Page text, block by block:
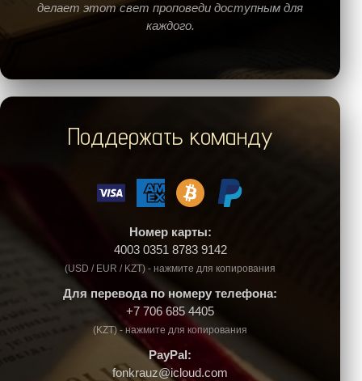
делает этот свет проповеди доступным для
каждого.
Поддержать команду
Номер карты:
4003 0351 8783 9142
(USD / EUR / KZT) - нажмите для копирования
Для перевода по номеру телефона:
+7 706 685 4405
(KZT) - нажмите для копирования
PayPal:
fonkrauz@icloud.com